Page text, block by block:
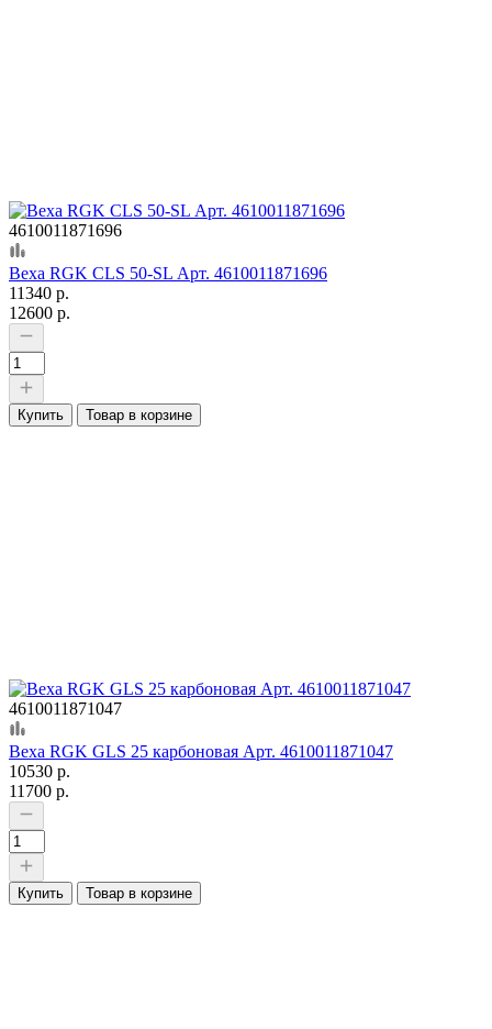
4610011871696
Веха RGK CLS 50-SL Арт. 4610011871696
11340 р.
12600 р.
Купить Товар в корзине
4610011871047
Веха RGK GLS 25 карбоновая Арт. 4610011871047
10530 р.
11700 р.
Купить Товар в корзине